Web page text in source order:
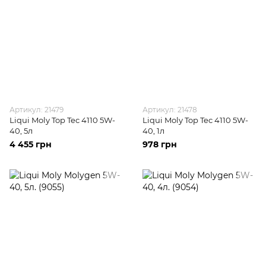
Артикул: 21479
Liqui Moly Top Tec 4110 5W-
40, 5л
4 455 грн
Артикул: 21478
Liqui Moly Top Tec 4110 5W-
40, 1л
978 грн